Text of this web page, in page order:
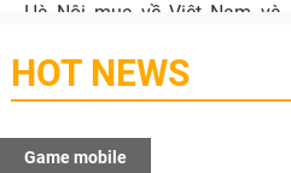
Hà Nội mua về Việt Nam
HOT NEWS
Game mobile